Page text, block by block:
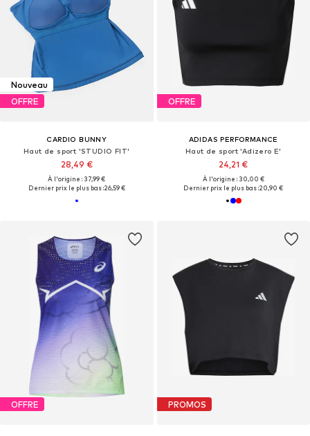
Nouveau
OFFRE
CARDIO BUNNY
Haut de sport 'STUDIO FIT'
28,49 €
À l'origine : 37,99 €
Dernier prix le plus bas :26,59 €
OFFRE
ADIDAS PERFORMANCE
Haut de sport 'Adizero E'
24,21 €
À l'origine : 30,00 €
Dernier prix le plus bas :20,90 €
OFFRE PROMOS